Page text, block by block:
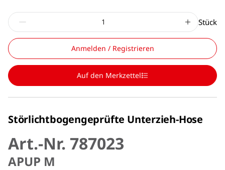
Stück
Anmelden / Registrieren
Auf den Merkzettel
Störlichtbogengeprüfte Unterzieh-Hose
Art.-Nr. 787023
APUP M